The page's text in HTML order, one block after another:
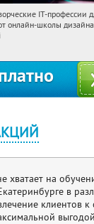
IT-профессии
онлайн-школы дизайна
на
в
клиентов к